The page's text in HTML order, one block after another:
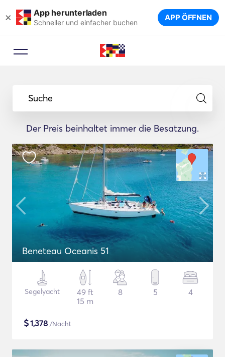
× App herunterladen
Schneller und einfacher buchen APP ÖFFNEN
Suche
Der Preis beinhaltet immer die Besatzung.
Beneteau Oceanis 51
Segelyacht
49 ft
15 m
8 5 4
$1,378 /Nacht